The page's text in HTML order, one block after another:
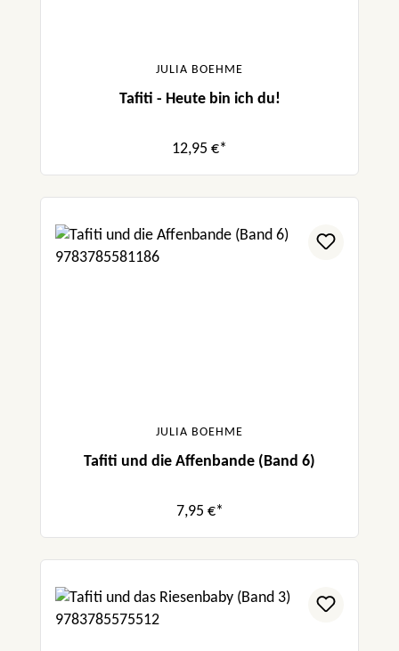
JULIA BOEHME
Tafiti - Heute bin ich du!
12,95 €*
JULIA BOEHME
Tafiti und die Affenbande (Band 6)
7,95 €*